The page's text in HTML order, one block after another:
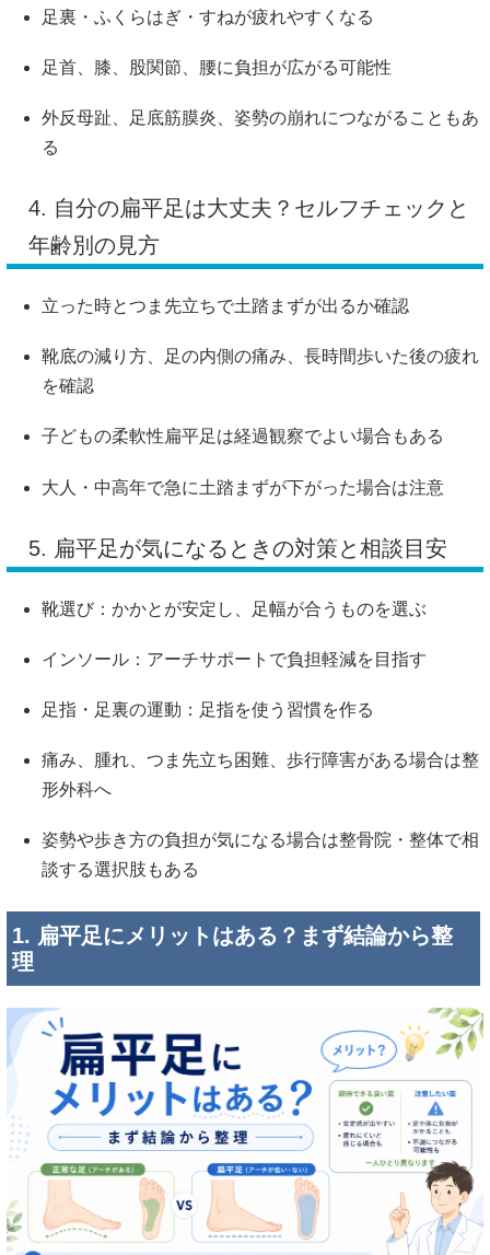
足裏・ふくらはぎ・すねが疲れやすくなる
足首、膝、股関節、腰に負担が広がる可能性
外反母趾、足底筋膜炎、姿勢の崩れにつながることもあ
る
4. 自分の扁平足は大丈夫？セルフチェックと
年齢別の見方
立った時とつま先立ちで土踏まずが出るか確認
靴底の減り方、足の内側の痛み、長時間歩いた後の疲れ
を確認
子どもの柔軟性扁平足は経過観察でよい場合もある
大人・中高年で急に土踏まずが下がった場合は注意
5. 扁平足が気になるときの対策と相談目安
靴選び：かかとが安定し、足幅が合うものを選ぶ
インソール：アーチサポートで負担軽減を目指す
足指・足裏の運動：足指を使う習慣を作る
痛み、腫れ、つま先立ち困難、歩行障害がある場合は整
形外科へ
姿勢や歩き方の負担が気になる場合は整骨院・整体で相
談する選択肢もある
1. 扁平足にメリットはある？まず結論から整
理